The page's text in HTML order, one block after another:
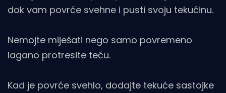
dok vam povrće svehne i pusti svoju tekućinu.
Nemojte miješati nego samo povremeno
lagano protresite teću.
Kad je povrće svehlo, dodajte tekuće sastojke